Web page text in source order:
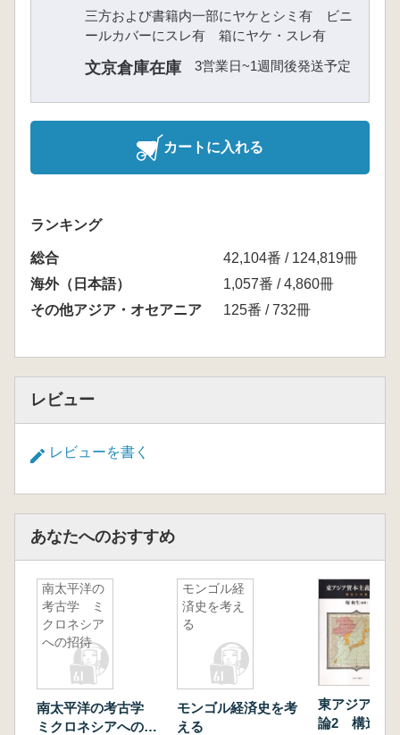
三方および書籍内一部にヤケとシミ有 ビニ
ールカバーにスレ有 箱にヤケ・スレ有
文京倉庫在庫 3営業日~1週間後発送予定
カートに入れる
ランキング
総合
42,104番 / 124,819冊
海外（日本語）
1,057番 / 4,860冊
その他アジア・オセアニア
125番 / 732冊
レビュー
レビューを書く
あなたへのおすすめ
南太平洋の
考古学 ミ
クロネシア
への招待
南太平洋の考古学
ミクロネシアへの招
モンゴル経
済史を考え
る
モンゴル経済史を考
える
東アジア資
論2 構造と